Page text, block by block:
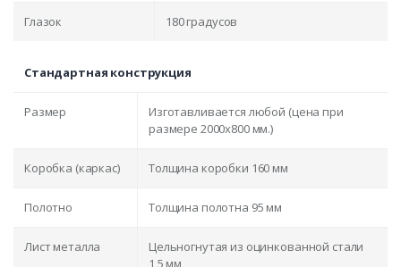
Глазок 180 градусов
Стандартная конструкция
Размер
Изготавливается любой (цена при
размере 2000x800 мм.)
Коробка (каркас) Толщина коробки 160 мм
Полотно Толщина полотна 95 мм
Лист металла
Цельногнутая из оцинкованной стали
1,5 мм